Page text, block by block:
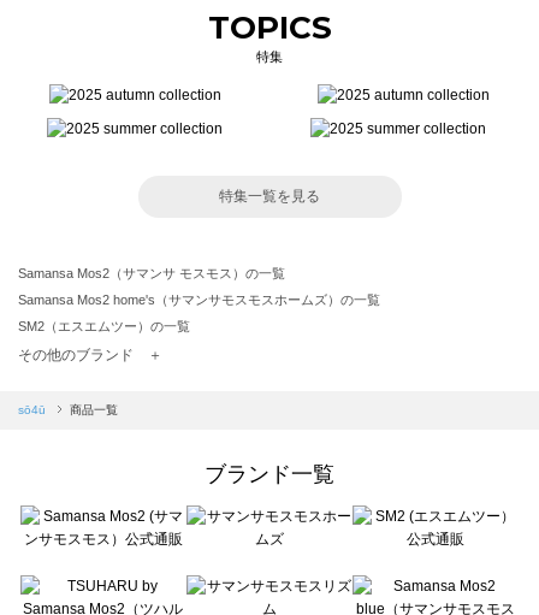
TOPICS
特集
特集一覧を見る
Samansa Mos2（サマンサ モスモス）の一覧
Samansa Mos2 home's（サマンサモスモスホームズ）の一覧
SM2（エスエムツー）の一覧
TSUHARU by Samansa Mos2（ツハルバイサマンサモスモス）の一覧
Samansa Mos2 blue（サマンサモスモス ブルー）の一覧
Te chichi（テチチ）の一覧
Te chichi CLASSIC（テチチ クラシック）の一覧
Lugnoncure（ルノンキュール）の一覧
その他のブランド ＋
sō4ū 商品一覧
ブランド一覧